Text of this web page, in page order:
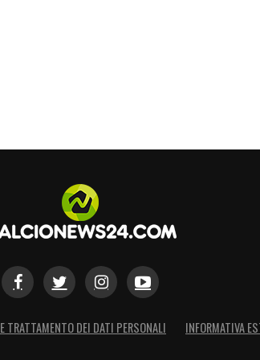
TRATTAMENTO DEI DATI PERSONALI INFORMATIVA